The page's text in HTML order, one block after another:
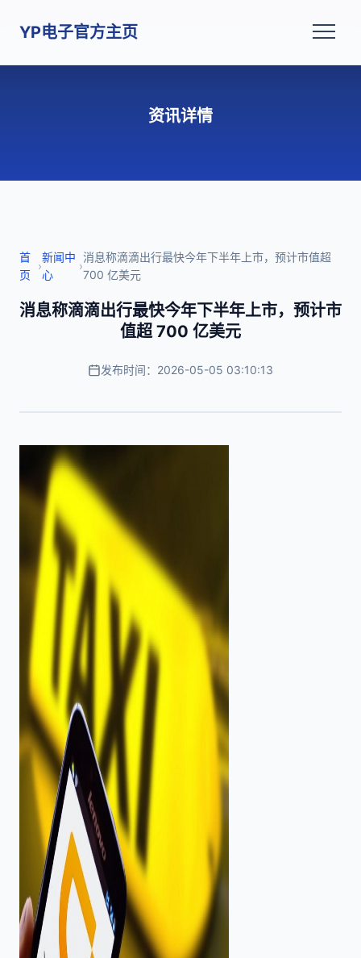
YP电子官方主页
资讯详情
首
页
›
新闻中
心
›
消息称滴滴出行最快今年下半年上市，预计市值超
700 亿美元
消息称滴滴出行最快今年下半年上市，预计市
值超 700 亿美元
发布时间：2026-05-05 03:10:13